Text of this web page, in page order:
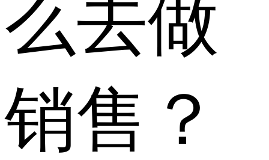
么去做
销售？